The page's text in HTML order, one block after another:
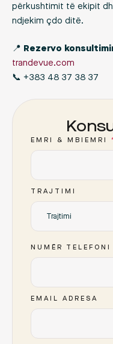
përkushtimit të ekipit
ndjekim çdo ditë.
📍 Rezervo
trandevue.com
📞 +383 48 37 38 37
EMRI & MBIEMRI
TRAJTIMI
Trajtimi
NUMËR TELEFONI
EMAIL ADRESA